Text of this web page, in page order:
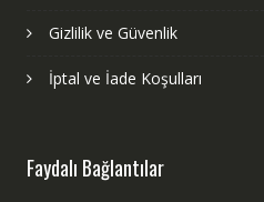
Gizlilik ve Güvenlik
İptal ve İade Koşulları
Faydalı Bağlantılar